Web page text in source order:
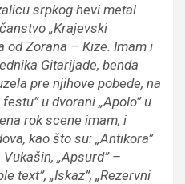
srpkog hevi metal
„Krajevski
od Zorana – Kize. Imam i
Gitarijade, benda
pre njihove pobede, na
u dvorani „Apolo” u
rok scene imam, i
kao što su: „Antikora”
„Apsurd” –
text”, „Iskaz”, „Rezervni